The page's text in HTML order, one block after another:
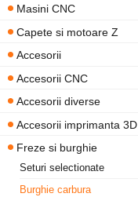
Masini CNC
Capete si motoare Z
Accesorii
Accesorii CNC
Accesorii diverse
Accesorii imprimanta 3D
Freze si burghie
Seturi selectionate
Burghie carbura